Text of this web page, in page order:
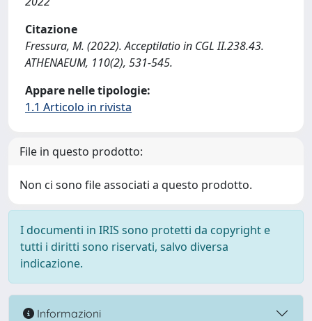
Citazione
Fressura, M. (2022). Acceptilatio in CGL II.238.43.
ATHENAEUM, 110(2), 531-545.
Appare nelle tipologie:
1.1 Articolo in rivista
File in questo prodotto:
Non ci sono file associati a questo prodotto.
I documenti in IRIS sono protetti da copyright e
tutti i diritti sono riservati, salvo diversa
indicazione.
Informazioni